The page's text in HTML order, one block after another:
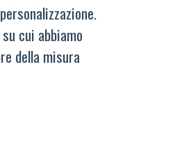
cui abbiamo
della misura